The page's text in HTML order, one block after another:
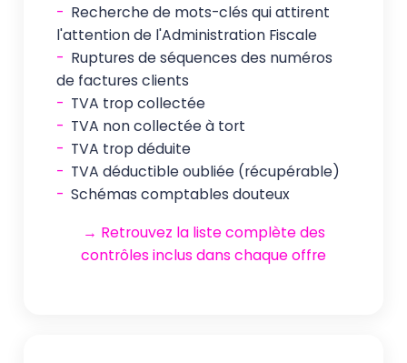
- Recherche de mots-clés qui attirent
l'attention de l'Administration Fiscale
- Ruptures de séquences des numéros
de factures clients
- TVA trop collectée
- TVA non collectée à tort
- TVA trop déduite
- TVA déductible oubliée (récupérable)
- Schémas comptables douteux
→ Retrouvez la liste complète des
contrôles inclus dans chaque offre